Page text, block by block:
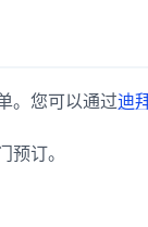
。您可以通过迪
订。